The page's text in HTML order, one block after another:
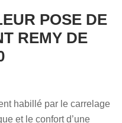
POSE DE
REMY DE
habillé par le carrelage
et le confort d’une